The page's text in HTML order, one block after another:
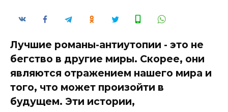
Лучшие романы-антиутопии - это не
бегство в другие миры. Скорее, они
являются отражением нашего мира и
того, что может произойти в
будущем. Эти истории,